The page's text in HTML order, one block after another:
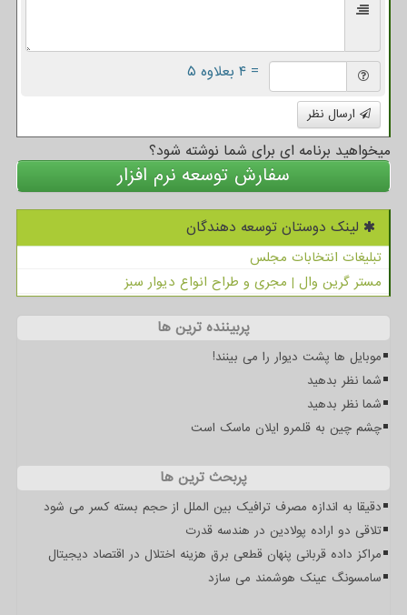
= ۴ بعلاوه ۵
ارسال نظر
میخواهید برنامه ای برای شما نوشته شود؟
سفارش توسعه نرم افزار
لینک دوستان توسعه دهندگان
تبلیغات انتخابات مجلس
مستر گرین وال | مجری و طراح انواع دیوار سبز
پربیننده ترین ها
موبایل ها پشت دیوار را می بینند!
شما نظر بدهید
شما نظر بدهید
چشم چین به قلمرو ایلان ماسک است
پربحث ترین ها
دقیقا به اندازه مصرف ترافیک بین الملل از حجم بسته کسر می شود
تلاقی دو اراده پولادین در هندسه قدرت
مراکز داده قربانی پنهان قطعی برق هزینه اختلال در اقتصاد دیجیتال
سامسونگ عینک هوشمند می سازد